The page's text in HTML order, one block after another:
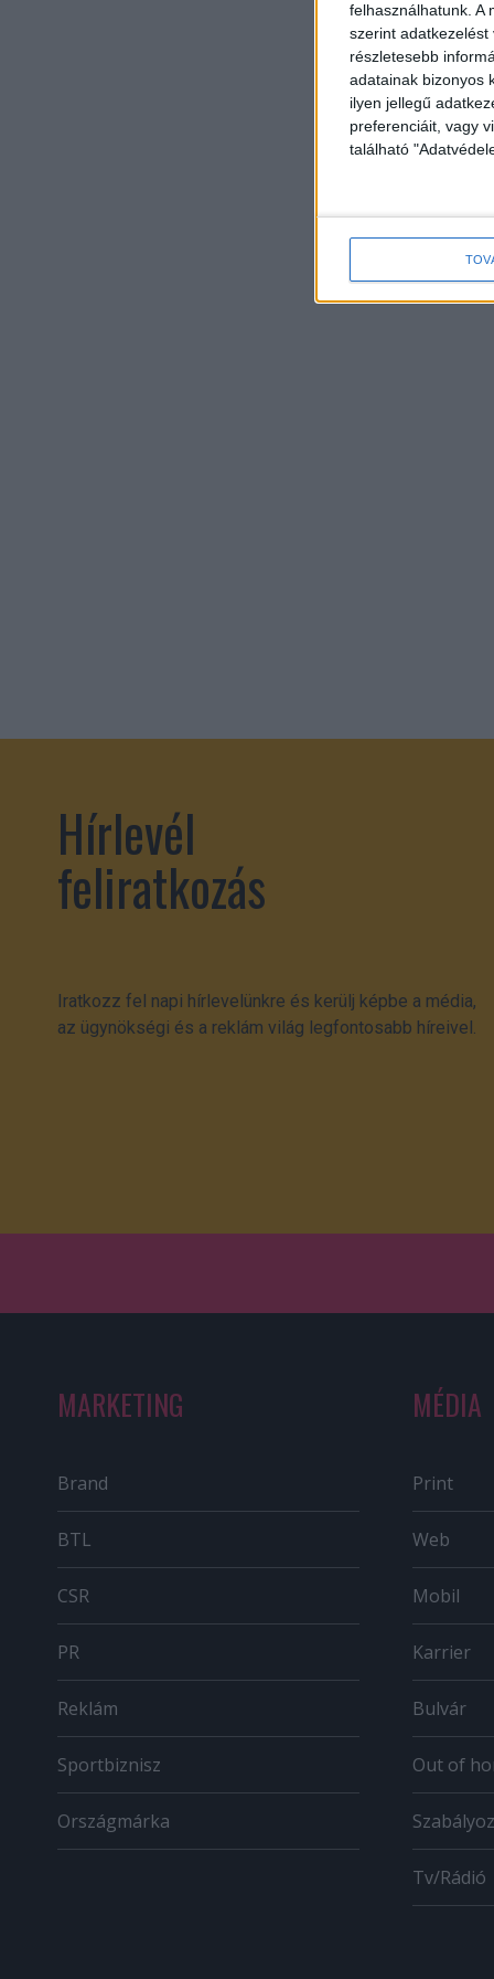
felhasználhatunk. A
szerint
részletesebb
adatainak bizonyos
ilyen jellegű
preferenciáit, vagy
található
Hírlevél
feliratkozás
Iratkozz fel napi hírlevelünkre és kerülj képbe a média,
az ügynökségi és a reklám világ legfontosabb híreivel.
MARKETING
Brand
BTL
CSR
PR
Reklám
Sportbiznisz
Országmárka
MÉDIA
Print
Web
Mobil
Karrier
Bulvár
Out of
Tv/Rádió